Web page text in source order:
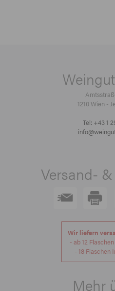
1210 Wien -
Tel: +43 1
Versand-
Wir liefern
- ab 12
- 18 Flaschen
Mehr